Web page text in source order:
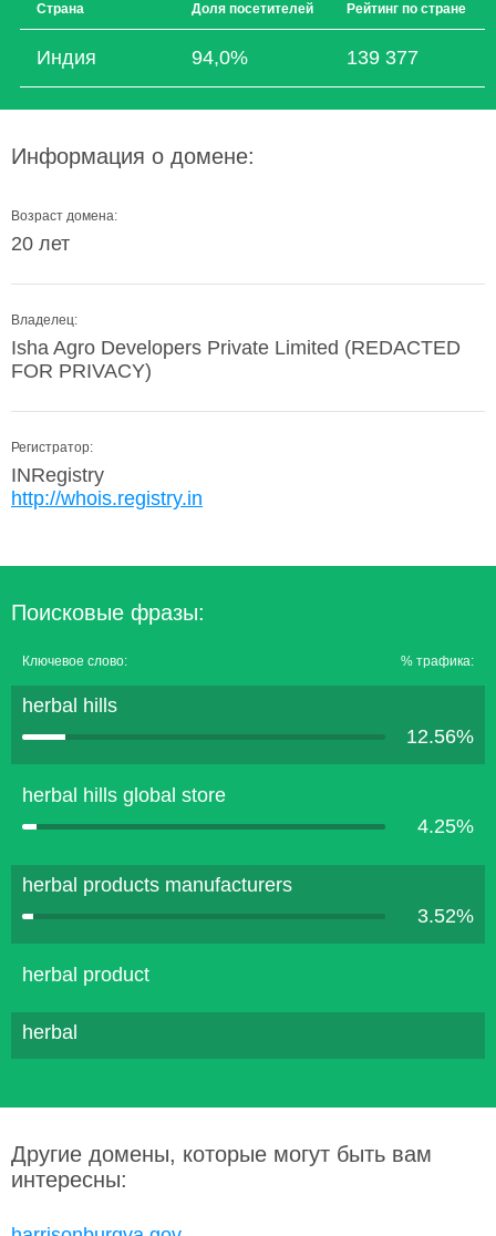
Страна Доля посетителей Рейтинг по стране
Индия 94,0% 139 377
Информация о домене:
Возраст домена:
20 лет
Владелец:
Isha Agro Developers Private Limited (REDACTED
FOR PRIVACY)
Регистратор:
INRegistry
http://whois.registry.in
Поисковые фразы:
Ключевое слово: % трафика:
herbal hills
12.56%
herbal hills global store
4.25%
herbal products manufacturers
3.52%
herbal product
herbal
Другие домены, которые могут быть вам
интересны: